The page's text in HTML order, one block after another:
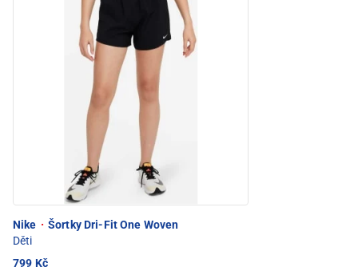
Nike · Šortky Dri-Fit One Woven
Děti
799 Kč